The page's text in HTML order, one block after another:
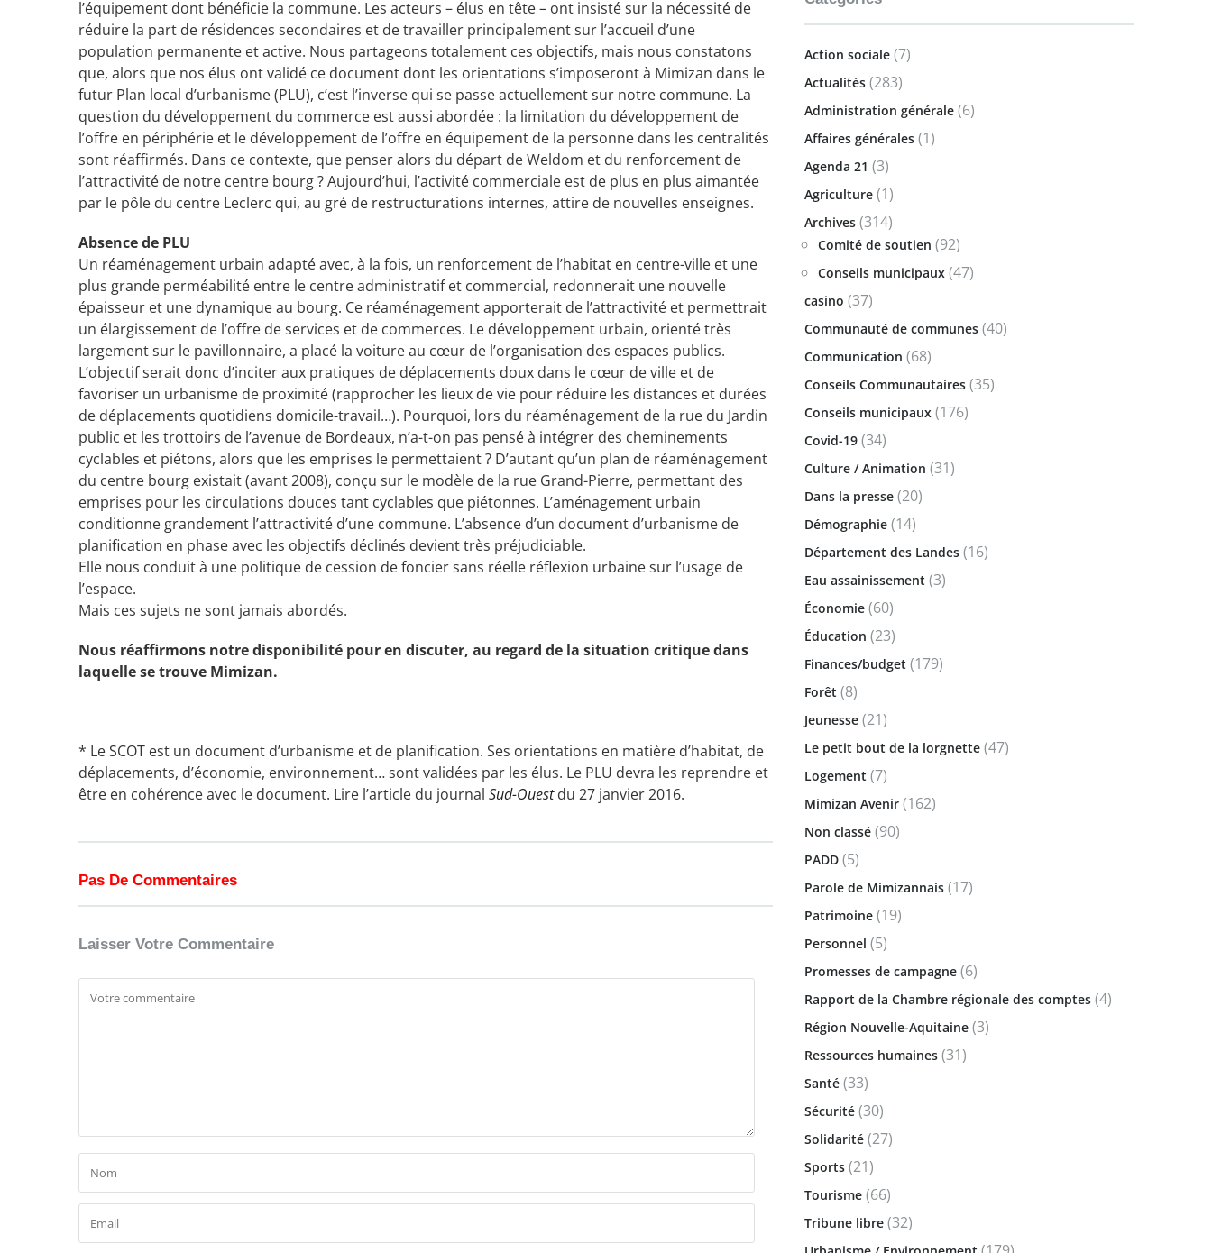
l’équipement dont bénéficie la commune. Les acteurs – élus en tête – ont insisté sur la nécessité de
réduire la part de résidences secondaires et de travailler principalement sur l’accueil d’une
population permanente et active. Nous partageons totalement ces objectifs, mais nous constatons
que, alors que nos élus ont validé ce document dont les orientations s’imposeront à Mimizan dans le
futur Plan local d’urbanisme (PLU), c’est l’inverse qui se passe actuellement sur notre commune. La
question du développement du commerce est aussi abordée : la limitation du développement de
l’offre en périphérie et le développement de l’offre en équipement de la personne dans les centralités
sont réaffirmés. Dans ce contexte, que penser alors du départ de Weldom et du renforcement de
l’attractivité de notre centre bourg ? Aujourd’hui, l’activité commerciale est de plus en plus aimantée
par le pôle du centre Leclerc qui, au gré de restructurations internes, attire de nouvelles enseignes.
Absence de PLU
Un réaménagement urbain adapté avec, à la fois, un renforcement de l’habitat en centre-ville et une
plus grande perméabilité entre le centre administratif et commercial, redonnerait une nouvelle
épaisseur et une dynamique au bourg. Ce réaménagement apporterait de l’attractivité et permettrait
un élargissement de l’offre de services et de commerces. Le développement urbain, orienté très
largement sur le pavillonnaire, a placé la voiture au cœur de l’organisation des espaces publics.
L’objectif serait donc d’inciter aux pratiques de déplacements doux dans le cœur de ville et de
favoriser un urbanisme de proximité (rapprocher les lieux de vie pour réduire les distances et durées
de déplacements quotidiens domicile-travail…). Pourquoi, lors du réaménagement de la rue du Jardin
public et les trottoirs de l’avenue de Bordeaux, n’a-t-on pas pensé à intégrer des cheminements
cyclables et piétons, alors que les emprises le permettaient ? D’autant qu’un plan de réaménagement
du centre bourg existait (avant 2008), conçu sur le modèle de la rue Grand-Pierre, permettant des
emprises pour les circulations douces tant cyclables que piétonnes. L’aménagement urbain
conditionne grandement l’attractivité d’une commune. L’absence d’un document d’urbanisme de
planification en phase avec les objectifs déclinés devient très préjudiciable.
Elle nous conduit à une politique de cession de foncier sans réelle réflexion urbaine sur l’usage de
l’espace.
Mais ces sujets ne sont jamais abordés.
Nous réaffirmons notre disponibilité pour en discuter, au regard de la situation critique dans
laquelle se trouve Mimizan.
* Le SCOT est un document d’urbanisme et de planification. Ses orientations en matière d’habitat, de
déplacements, d’économie, environnement… sont validées par les élus. Le PLU devra les reprendre et
être en cohérence avec le document. Lire l’article du journal Sud-Ouest du 27 janvier 2016.
Pas De Commentaires
Laisser Votre Commentaire
Action sociale (7)
Actualités (283)
Administration générale (6)
Affaires générales (1)
Agenda 21 (3)
Agriculture (1)
Archives (314)
Comité de soutien (92)
Conseils municipaux (47)
casino (37)
Communauté de communes (40)
Communication (68)
Conseils Communautaires (35)
Conseils municipaux (176)
Covid-19 (34)
Culture / Animation (31)
Dans la presse (20)
Démographie (14)
Département des Landes (16)
Eau assainissement (3)
Économie (60)
Éducation (23)
Finances/budget (179)
Forêt (8)
Jeunesse (21)
Le petit bout de la lorgnette (47)
Logement (7)
Mimizan Avenir (162)
Non classé (90)
PADD (5)
Parole de Mimizannais (17)
Patrimoine (19)
Personnel (5)
Promesses de campagne (6)
Rapport de la Chambre régionale des comptes (4)
Région Nouvelle-Aquitaine (3)
Ressources humaines (31)
Santé (33)
Sécurité (30)
Solidarité (27)
Sports (21)
Tourisme (66)
Tribune libre (32)